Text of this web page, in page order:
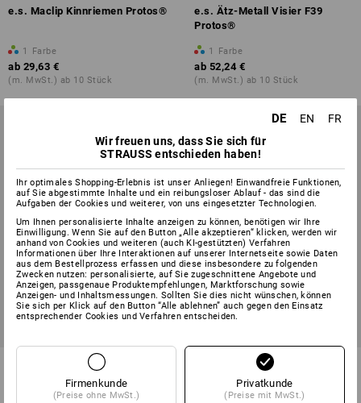
e.s. Maclip Kinnriemen Protos®
1 Farbe
ab 29,63 €
(m. MwSt.) ab 10 Stück
e.s. Ätz-Metall Visier F39
Protos®
1 Farbe
ab 52,24 €
(m. MwSt.) ab 10 Stück
e.s. Nackenschutz Protos®
Farben
e.s. Klimaair® Set
Farbe
DE EN
FR
Wir freuen uns, dass Sie sich für
STRAUSS entschieden haben!
Ihr optimales Shopping-Erlebnis ist unser Anliegen! Einwandfreie Funktionen,
auf Sie abgestimmte Inhalte und ein reibungsloser Ablauf - das sind die
Aufgaben der Cookies und weiterer, von uns eingesetzter Technologien.
Um Ihnen personalisierte Inhalte anzeigen zu können, benötigen wir Ihre
Einwilligung. Wenn Sie auf den Button „Alle akzeptieren“ klicken, werden wir
anhand von Cookies und weiteren (auch KI-gestützten) Verfahren
Informationen über Ihre Interaktionen auf unserer Internetseite sowie Daten
aus dem Bestellprozess erfassen und diese insbesondere zu folgenden
Zwecken nutzen: personalisierte, auf Sie zugeschnittene Angebote und
Anzeigen, passgenaue Produktempfehlungen, Marktforschung sowie
Anzeigen- und Inhaltsmessungen. Sollten Sie dies nicht wünschen, können
Sie sich per Klick auf den Button “Alle ablehnen” auch gegen den Einsatz
entsprechender Cookies und Verfahren entscheiden.
Firmenkunde
(Preise ohne MwSt.)
Privatkunde
(Preise mit MwSt.)